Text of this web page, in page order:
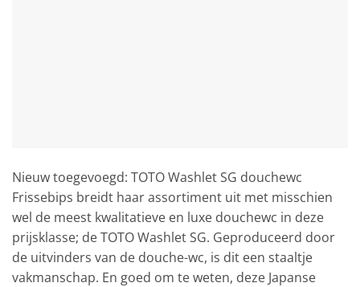
Nieuw toegevoegd: TOTO Washlet SG douchewc
Frissebips breidt haar assortiment uit met misschien
wel de meest kwalitatieve en luxe douchewc in deze
prijsklasse; de TOTO Washlet SG. Geproduceerd door
de uitvinders van de douche-wc, is dit een staaltje
vakmanschap. En goed om te weten, deze Japanse